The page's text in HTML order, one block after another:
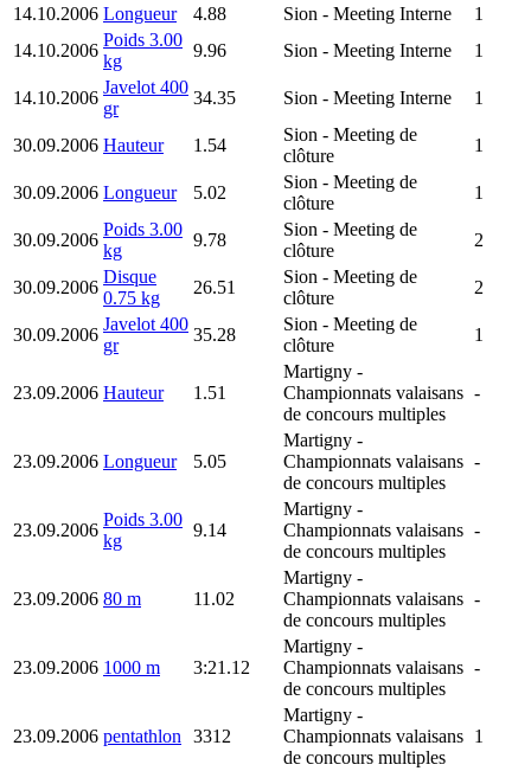
14.10.2006 Longueur 4.88 Sion - Meeting Interne
1
14.10.2006
Poids 3.00
kg
9.96 Sion - Meeting Interne 1
14.10.2006
Javelot 400
gr
34.35 Sion - Meeting Interne 1
30.09.2006 Hauteur 1.54
Sion - Meeting de
clôture
1
30.09.2006 Longueur 5.02
Sion - Meeting de
clôture
1
30.09.2006
Poids 3.00
kg
9.78
Sion - Meeting de
clôture
2
30.09.2006
Disque
0.75 kg
26.51
Sion - Meeting de
clôture
2
30.09.2006
Javelot 400
gr
35.28
Sion - Meeting de
clôture
1
23.09.2006 Hauteur 1.51
Martigny -
Championnats valaisans
de concours multiples
-
23.09.2006 Longueur 5.05
Martigny -
Championnats valaisans
de concours multiples
-
23.09.2006
Poids 3.00
kg
9.14
Martigny -
Championnats valaisans
de concours multiples
-
23.09.2006 80 m 11.02
Martigny -
Championnats valaisans
de concours multiples
-
23.09.2006 1000 m 3:21.12
Martigny -
Championnats valaisans
de concours multiples
-
23.09.2006 pentathlon 3312
Martigny -
Championnats valaisans
de concours multiples
1